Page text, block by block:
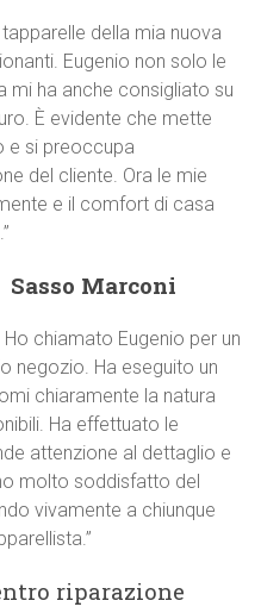
della mia nuova
Eugenio non solo le
mi ha anche consigliato su
È evidente che mette
e si preoccupa
del cliente. Ora le mie
e il comfort di casa
Sasso Marconi
chiamato Eugenio per un
negozio. Ha eseguito un
chiaramente la natura
Ha effettuato le
attenzione al dettaglio e
molto soddisfatto del
vivamente a chiunque
riparazione